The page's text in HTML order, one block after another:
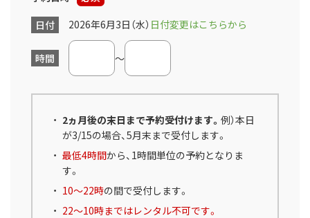
日付
2026年6月3日（水） 日付変更はこちらから
時間 ～
2ヵ月後の末日まで予約受付けます。 例）本日
が3/15の場合、5月末まで受付します。
最低4時間から、1時間単位の予約となりま
す。
10～22時の間で受付します。
22～10時まではレンタル不可です。